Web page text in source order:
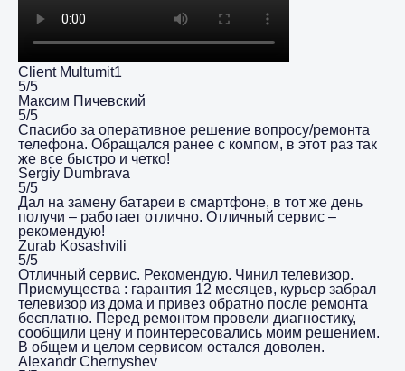
Client Multumit1
5/5
Максим Пичевский
5/5
Спасибо за оперативное решение вопросу/ремонта
телефона. Обращался ранее с компом, в этот раз так
же все быстро и четко!
Sergiy Dumbrava
5/5
Дал на замену батареи в смартфоне, в тот же день
получи – работает отлично. Отличный сервис –
рекомендую!
Zurab Kosashvili
5/5
Отличный сервис. Рекомендую. Чинил телевизор.
Приемущества : гарантия 12 месяцев, курьер забрал
телевизор из дома и привез обратно после ремонта
бесплатно. Перед ремонтом провели диагностику,
сообщили цену и поинтересовались моим решением.
В общем и целом сервисом остался доволен.
Alexandr Chernyshev